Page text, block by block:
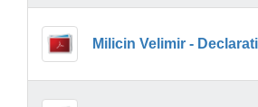
Milicin Velimir -